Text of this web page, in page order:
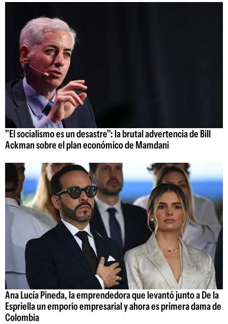
"El socialismo es un desastre": la brutal advertencia de Bill
Ackman sobre el plan económico de Mamdani
Ana Lucía Pineda, la emprendedora que levantó junto a De la
Espriella un emporio empresarial y ahora es primera dama de
Colombia